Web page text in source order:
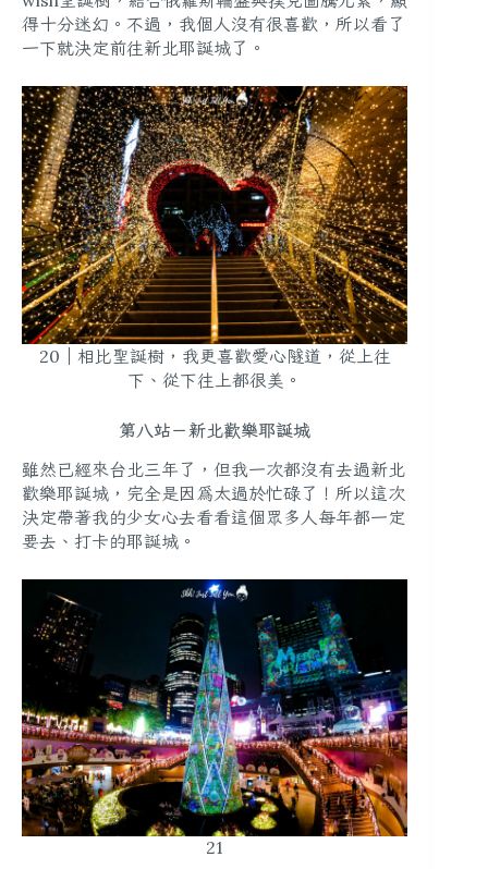
得十分迷幻。不過，我個人沒有很喜歡，所以看了
一下就決定前往新北耶誕城了。
20｜相比聖誕樹，我更喜歡愛心隧道，從上往
下、從下往上都很美。
第八站－新北歡樂耶誕城
雖然已經來台北三年了，但我一次都沒有去過新北
歡樂耶誕城，完全是因為太過於忙碌了！所以這次
決定帶著我的少女心去看看這個眾多人每年都一定
要去、打卡的耶誕城。
21